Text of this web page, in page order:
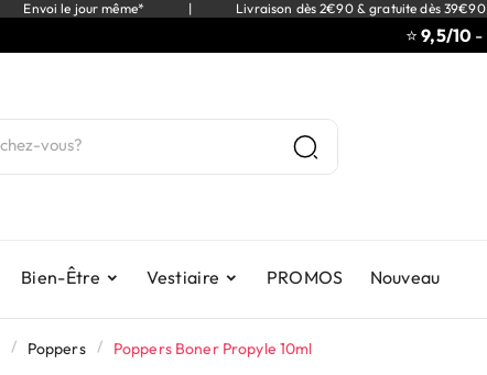
Envoi le jour même* | Livraison dès 2€90 & gratuite dès 39€90
9,5/10-
Bien-Être Vestiaire PROMOS Nouveau
Poppers Poppers Boner Propyle 10ml